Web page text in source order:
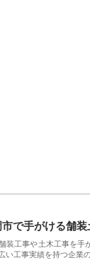
で手がける舗
装工事や土木工事を
い工事実績を持つ企業